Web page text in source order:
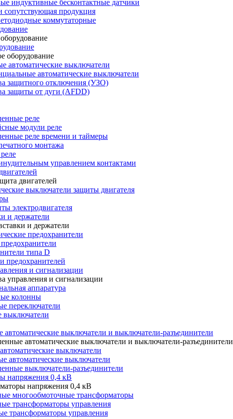
индуктивные бесконтактные датчики
сопутствующая продукция
коммутаторные
оборудование
автоматические выключатели
автоматические выключатели
защитного отключения (УЗО)
защиты от дуги (AFDD)
реле
модули реле
реле времени и таймеры
монтажа
управлением контактами
двигателей
выключатели защиты двигателя
электродвигателя
и держатели
и держатели
предохранители
типа D
предохранителей
и сигнализации
управления и сигнализации
аппаратура
колонны
переключатели
выключатели
выключатели и выключатели-разъединители
автоматические выключатели и выключатели-разъединители
выключатели
автоматические выключатели
выключатели-разъединители
напряжения 0,4 кВ
напряжения 0,4 кВ
многообмоточные трансформаторы
трансформаторы управления
трансформаторы управления